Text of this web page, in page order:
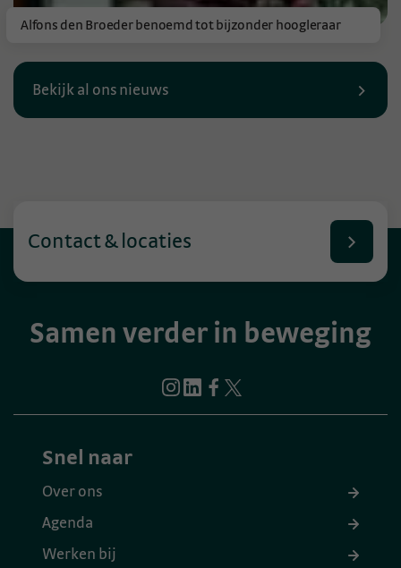
Alfons den Broeder benoemd tot bijzonder hoogleraar
Bekijk al ons nieuws
Samen verder in beweging
Contact & locaties
Snel naar
Over ons
Agenda
Werken bij